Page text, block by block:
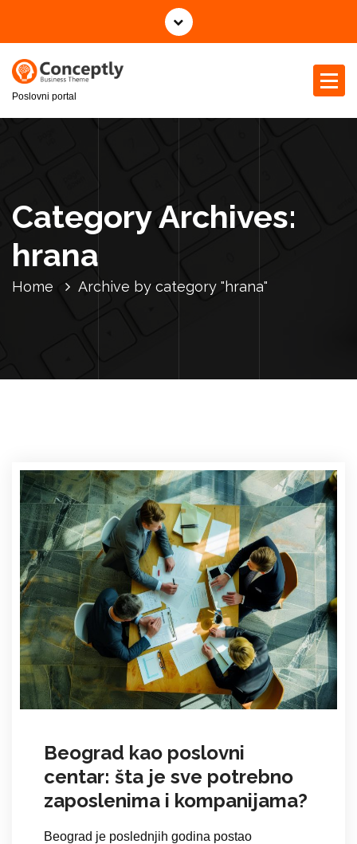
i
Poslovni portal
Category Archives:
hrana
Home Archive by category "hrana"
Beograd kao poslovni
centar: šta je sve potrebno
zaposlenima i kompanijama?
Beograd je poslednjih godina postao